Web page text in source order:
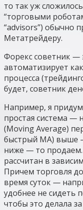
то так уж
“торговыми
“advisors”) обычно
Метатрейдеру.
Форекс советник —
автоматизирует
процесса
будет, советник
Например, я
простая система —
(Moving Average)
быстрый MA) выше
ниже — то
рассчитан в
Причем торговля
время суток —
удобнее не сидеть
чтобы это делала